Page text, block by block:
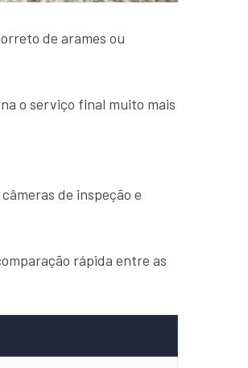
de arames ou
o serviço final muito mais
de inspeção e
rápida entre as